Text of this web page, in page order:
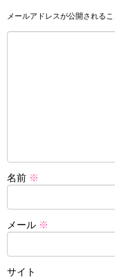
メールアドレスが公開されるこ
名前 ※
メール ※
サイト